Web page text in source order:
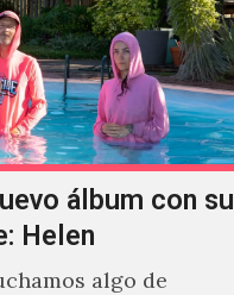
álbum con su
Helen
algo de